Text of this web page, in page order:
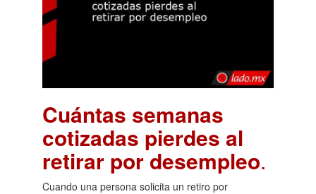
Cuántas semanas
cotizadas pierdes al
retirar por desempleo.
Cuando una persona solicita un retiro por